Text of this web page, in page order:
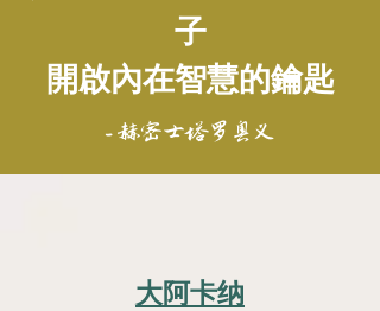
子
開啟內在智慧的鑰匙
- 赫密士塔罗奥义
大阿卡纳